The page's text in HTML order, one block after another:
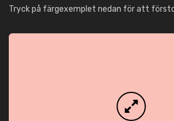
Tryck på färgexemplet nedan för att